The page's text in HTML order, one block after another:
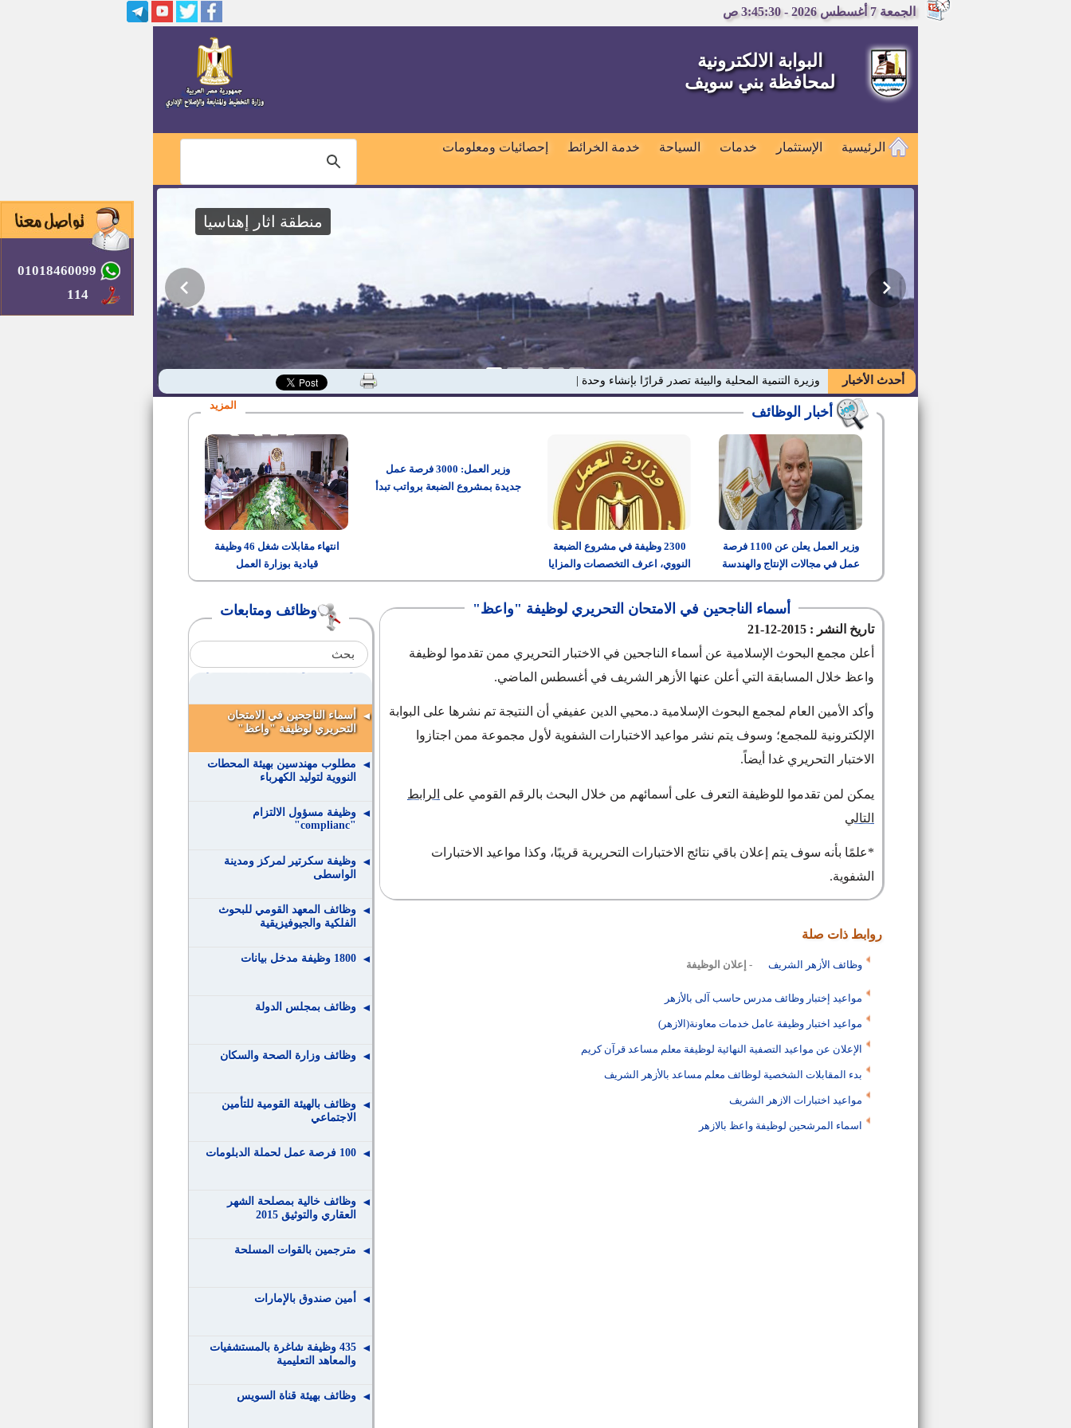
01018460099
114
الجمعة 7 أغسطس 2026 - 3:45:30 ص
البوابة الالكترونية
لمحافظة بني سويف
الرئيسية الإستثمار خدمات السياحة خدمة الخرائط إحصائيات ومعلومات
منطقة اثار إهناسيا
أحدث الأخبار وزيرة التنمية المحلية والبيئة تصدر قرارًا بإنشاء وحدة "الاستدامة |
المزيد
وزير العمل يعلن عن 1100 فرصة
عمل في مجالات الإنتاج والهندسة
والتشغيل
2300 وظيفة في مشروع الضبعة
النووي، اعرف التخصصات والمزايا
وطريقة التقديم
وزير العمل: 3000 فرصة عمل
جديدة بمشروع الضبعة برواتب تبدأ
انتهاء مقابلات شغل 46 وظيفة
قيادية بوزارة العمل
أسماء الناجحين في الامتحان التحريري لوظيفة "واعظ"
تاريخ النشر : 2015-12-21
أعلن مجمع البحوث الإسلامية عن أسماء الناجحين في الاختبار التحريري ممن تقدموا لوظيفة
واعظ خلال المسابقة التي أعلن عنها الأزهر الشريف في أغسطس الماضي.
وأكد الأمين العام لمجمع البحوث الإسلامية د.محيي الدين عفيفي أن النتيجة تم نشرها على البوابة
الإلكترونية للمجمع؛ وسوف يتم نشر مواعيد الاختبارات الشفوية لأول مجموعة ممن اجتازوا
الاختبار التحريري غدا أيضاً.
يمكن لمن تقدموا للوظيفة التعرف على أسمائهم من خلال البحث بالرقم القومي على الرابط
التالي
*علمًا بأنه سوف يتم إعلان باقي نتائج الاختبارات التحريرية قريبًا، وكذا مواعيد الاختبارات
الشفوية.
روابط ذات صلة
وظائف الأزهر الشريف - إعلان الوظيفة
مواعيد إختبار وظائف مدرس حاسب آلى بالأزهر
مواعيد اختبار وظيفة عامل خدمات معاونة(الازهر)
الإعلان عن مواعيد التصفية النهائية لوظيفة معلم مساعد قرآن كريم
بدء المقابلات الشخصية لوظائف معلم مساعد بالأزهر الشريف
مواعيد اختبارات الازهر الشريف
اسماء المرشحين لوظيفة واعظ بالازهر
وظائف ومتابعات
وظائف وزارة العدل "اعلان رقم 1
فتح باب التقدم لأداء خطبة الجمعة
مرشدين سياحين
وظائف بديوان عام المحافظة اعلان
600 فرصة عمل بوزارة الكهرباء
وشركة سيمنز
مقيمي الشعائر بنظام المكافأة
لوزارة الأوقاف
والإصلاح الإداري
مندوب مساعد بمجلس الدولة
مواعيد سحب وتقديم الملفات
وظائف النيابة الإدارية
50فرصة عمل بالمملكة العربية
السعودية
وظيفة معاون نيابة ( بالنيابة الادارية)
أسماء الناجحين في الامتحان
التحريري لوظيفة "واعظ"
مطلوب مهندسين بهيئة المحطات
النووية لتوليد الكهرباء
وظيفة مسؤول الالتزام
"complianc"
وظيفة سكرتير لمركز ومدينة
الواسطى
وظائف المعهد القومي للبحوث
الفلكية والجيوفيزيقية
1800 وظيفة مدخل بيانات
وظائف بمجلس الدولة
وظائف وزارة الصحة والسكان
وظائف بالهيئة القومية للتأمين
الاجتماعي
100 فرصة عمل لحملة الدبلومات
وظائف خالية بمصلحة الشهر
العقاري والتوثيق 2015
مترجمين بالقوات المسلحة
أمين صندوق بالإمارات
435 وظيفة شاغرة بالمستشفيات
والمعاهد التعليمية
وظائف بهيئة قناة السويس